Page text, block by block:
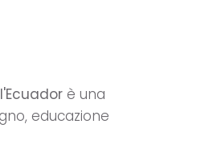
è una
educazione